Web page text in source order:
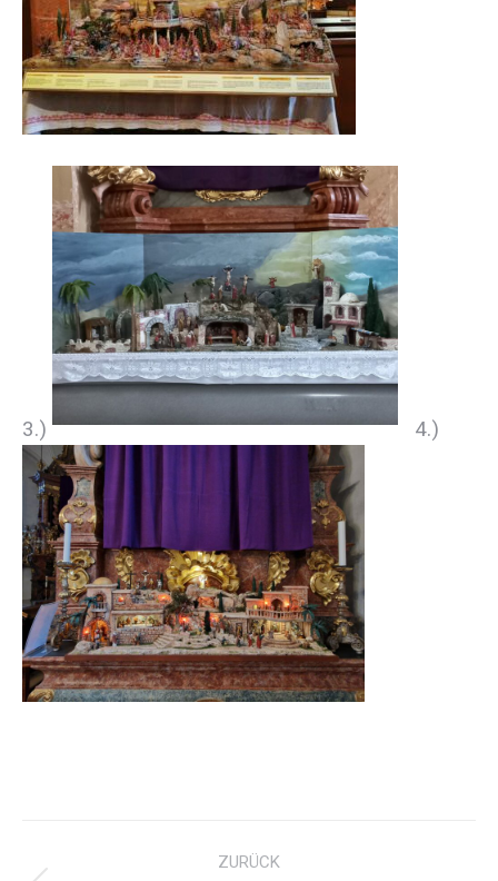
3.) 4.)
Kommentarnavigation
ZURÜCK